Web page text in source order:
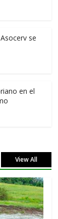
se
en el
View All